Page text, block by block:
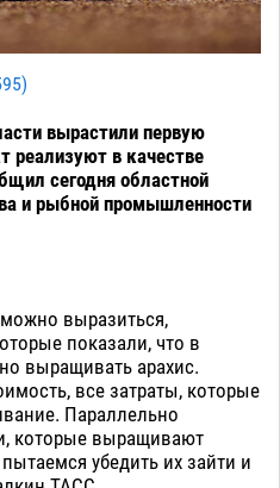
)
вырастили первую
реализуют в качестве
сегодня областной
и рыбной промышленности
выразиться,
показали, что в
выращивать арахис.
все затраты, которые
Параллельно
которые выращивают
убедить их зайти и